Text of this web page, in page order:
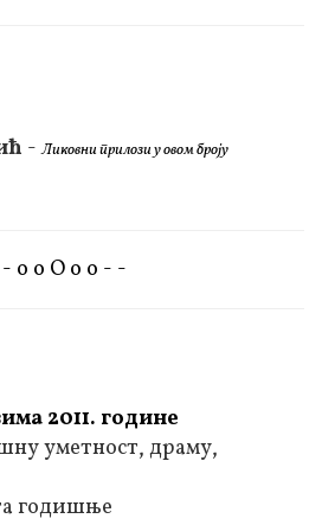
-Ликовни прилози у овом броју
о о О о о - -
2011. године
уметност, драму,
годишње